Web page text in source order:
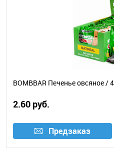
BOMBBAR Печенье овсяное /
2.60 руб.
Предзаказ